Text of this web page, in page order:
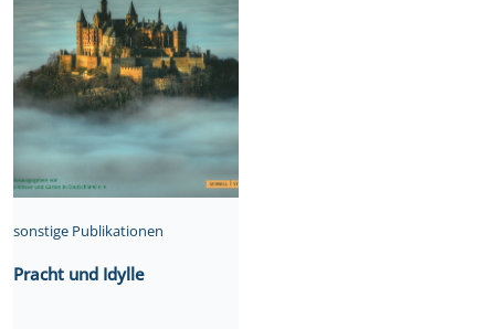
sonstige Publikationen
Pracht und Idylle